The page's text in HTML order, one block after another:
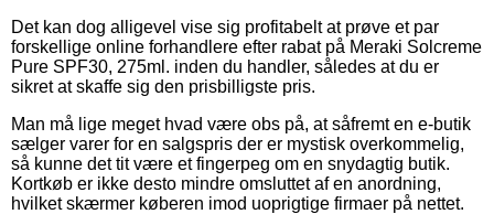
Det kan dog alligevel vise sig profitabelt at prøve et par
forskellige online forhandlere efter rabat på Meraki Solcreme
Pure SPF30, 275ml. inden du handler, således at du er
sikret at skaffe sig den prisbilligste pris.
Man må lige meget hvad være obs på, at såfremt en e-butik
sælger varer for en salgspris der er mystisk overkommelig,
så kunne det tit være et fingerpeg om en snydagtig butik.
Kortkøb er ikke desto mindre omsluttet af en anordning,
hvilket skærmer køberen imod uoprigtige firmaer på nettet.